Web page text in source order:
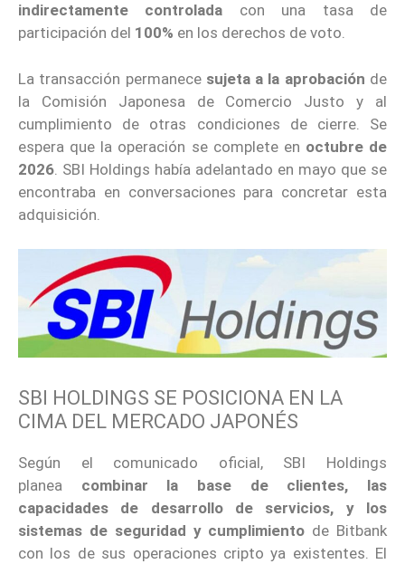
indirectamente controlada con una tasa de
participación del 100% en los derechos de voto.
La transacción permanece sujeta a la aprobación de
la Comisión Japonesa de Comercio Justo y al
cumplimiento de otras condiciones de cierre. Se
espera que la operación se complete en octubre de
2026 . SBI Holdings había adelantado en mayo que se
encontraba en conversaciones para concretar esta
adquisición.
SBI HOLDINGS SE POSICIONA EN LA
CIMA DEL MERCADO JAPONÉS
Según el comunicado oficial, SBI Holdings
planea combinar la base de clientes, las
capacidades de desarrollo de servicios, y los
sistemas de seguridad y cumplimiento de Bitbank
con los de sus operaciones cripto ya existentes. El